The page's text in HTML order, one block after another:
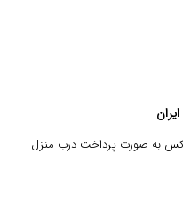
به صورت پرداخت درب منزل